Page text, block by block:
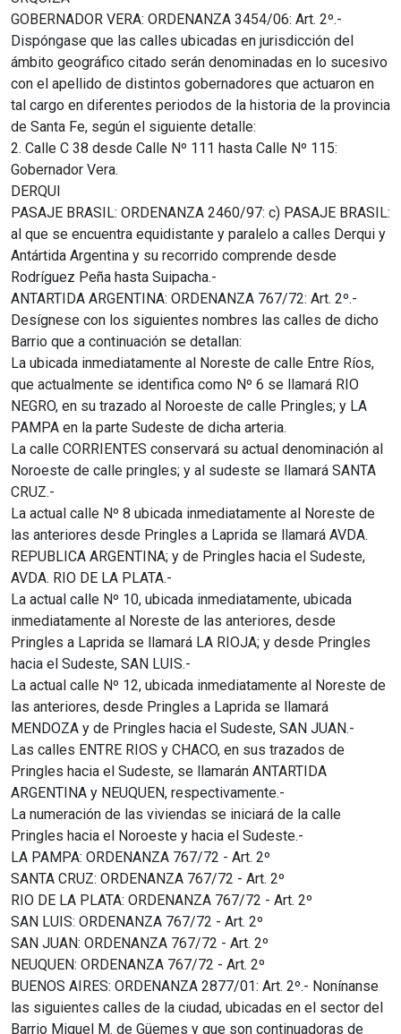
GOBERNADOR VERA: ORDENANZA 3454/06: Art. 2º.-
Dispóngase que las calles ubicadas en jurisdicción del
ámbito geográfico citado serán denominadas en lo sucesivo
con el apellido de distintos gobernadores que actuaron en
tal cargo en diferentes periodos de la historia de la provincia
de Santa Fe, según el siguiente detalle:
2. Calle C 38 desde Calle Nº 111 hasta Calle Nº 115:
Gobernador Vera.
DERQUI
PASAJE BRASIL: ORDENANZA 2460/97: c) PASAJE BRASIL:
al que se encuentra equidistante y paralelo a calles Derqui y
Antártida Argentina y su recorrido comprende desde
Rodríguez Peña hasta Suipacha.-
ANTARTIDA ARGENTINA: ORDENANZA 767/72: Art. 2º.-
Desígnese con los siguientes nombres las calles de dicho
Barrio que a continuación se detallan:
La ubicada inmediatamente al Noreste de calle Entre Ríos,
que actualmente se identifica como Nº 6 se llamará RIO
NEGRO, en su trazado al Noroeste de calle Pringles; y LA
PAMPA en la parte Sudeste de dicha arteria.
La calle CORRIENTES conservará su actual denominación al
Noroeste de calle pringles; y al sudeste se llamará SANTA
CRUZ.-
La actual calle Nº 8 ubicada inmediatamente al Noreste de
las anteriores desde Pringles a Laprida se llamará AVDA.
REPUBLICA ARGENTINA; y de Pringles hacia el Sudeste,
AVDA. RIO DE LA PLATA.-
La actual calle Nº 10, ubicada inmediatamente, ubicada
inmediatamente al Noreste de las anteriores, desde
Pringles a Laprida se llamará LA RIOJA; y desde Pringles
hacia el Sudeste, SAN LUIS.-
La actual calle Nº 12, ubicada inmediatamente al Noreste de
las anteriores, desde Pringles a Laprida se llamará
MENDOZA y de Pringles hacia el Sudeste, SAN JUAN.-
Las calles ENTRE RIOS y CHACO, en sus trazados de
Pringles hacia el Sudeste, se llamarán ANTARTIDA
ARGENTINA y NEUQUEN, respectivamente.-
La numeración de las viviendas se iniciará de la calle
Pringles hacia el Noroeste y hacia el Sudeste.-
LA PAMPA: ORDENANZA 767/72 - Art. 2º
SANTA CRUZ: ORDENANZA 767/72 - Art. 2º
RIO DE LA PLATA: ORDENANZA 767/72 - Art. 2º
SAN LUIS: ORDENANZA 767/72 - Art. 2º
SAN JUAN: ORDENANZA 767/72 - Art. 2º
NEUQUEN: ORDENANZA 767/72 - Art. 2º
BUENOS AIRES: ORDENANZA 2877/01: Art. 2º.- Nonínanse
las siguientes calles de la ciudad, ubicadas en el sector del
Barrio Miguel M. de Güemes y que son continuadoras de